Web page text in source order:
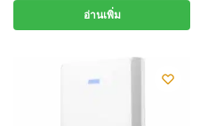
อ่านเพิ่ม